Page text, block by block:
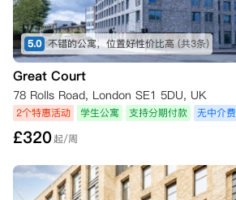
5.0 不错的公寓，位置好性价比高 (共3条)
Great Court
78 Rolls Road, London SE1 5DU, UK
2个特惠活动 学生公寓 支持分期付款 无中介费
£320起/周